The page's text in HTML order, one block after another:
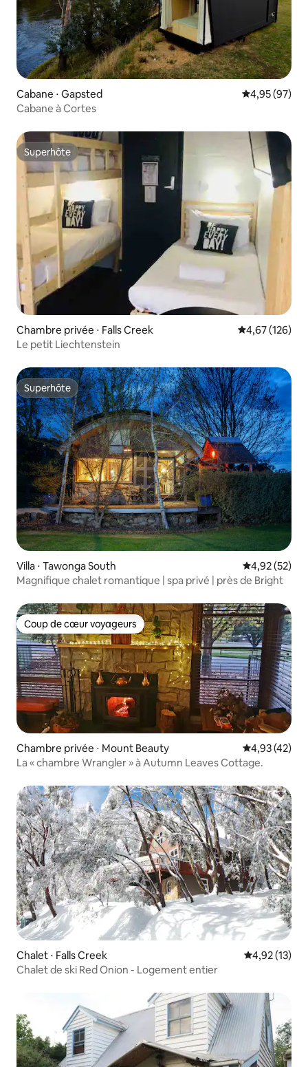
Cabane ⋅ Gapsted Évaluation
4,95 (97)
Cabane à Cortes
Superhôte
Superhôte
Chambre privée ⋅ Falls Creek Évaluation
4,67 (126)
Le petit Liechtenstein
Superhôte
Superhôte
Villa ⋅ Tawonga South Évaluation
4,92 (52)
Magnifique chalet romantique | spa privé | près de Bright
Coup de cœur voyageurs
Coup de cœur voyageurs
Chambre privée ⋅ Mount Beauty Évaluation
4,93 (42)
La « chambre Wrangler » à Autumn Leaves Cottage.
Chalet ⋅ Falls Creek Évaluation
4,92 (13)
Chalet de ski Red Onion - Logement entier